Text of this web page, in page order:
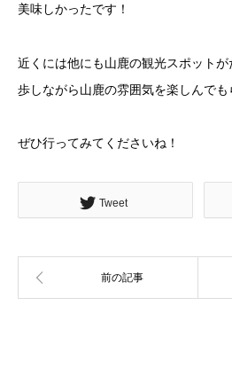
美味しかったです！
近くには他にも山鹿の観光スポット
歩しながら山鹿の雰囲気を楽しんでも
ぜひ行ってみてくださいね！
Tweet